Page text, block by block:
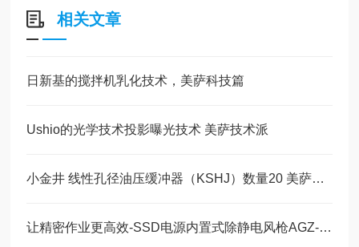
相关文章
日新基的搅拌机乳化技术，美萨科技篇
Ushio的光学技术投影曝光技术 美萨技术派
小金井 线性孔径油压缓冲器（KSHJ）数量20 美萨现货系列
让精密作业更高效-SSD电源内置式除静电风枪AGZ-III/AGZⅣ内置电磁阀